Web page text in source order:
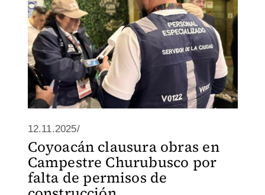
12.11.2025/
Coyoacán clausura obras en
Campestre Churubusco por
falta de permisos de